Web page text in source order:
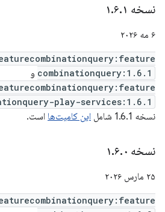
نسخه ۱ .۶.۱
۶ مه ۲۰۲۶
combinationquery:1.6.1 و
play-services:1.6.1
نسخه 1.6.1 شامل
این کامیت‌ها است.
نسخه ۱ .۶.۰
۲۵ مارس ۲۰۲۶